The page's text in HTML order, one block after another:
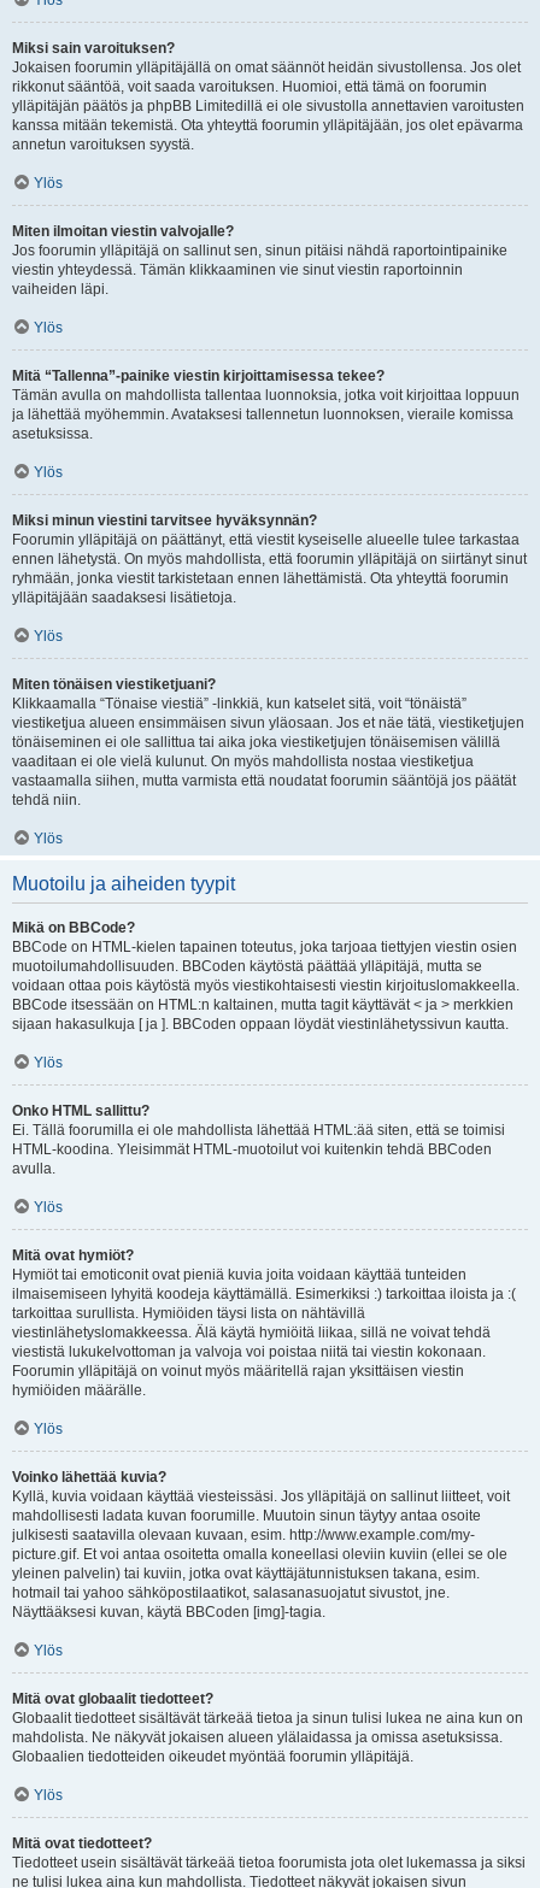
Miksi sain varoituksen?
Jokaisen foorumin ylläpitäjällä on omat säännöt heidän sivustollensa. Jos olet
rikkonut sääntöä, voit saada varoituksen. Huomioi, että tämä on foorumin
ylläpitäjän päätös ja phpBB Limitedillä ei ole sivustolla annettavien varoitusten
kanssa mitään tekemistä. Ota yhteyttä foorumin ylläpitäjään, jos olet epävarma
annetun varoituksen syystä.
Ylös
Miten ilmoitan viestin valvojalle?
Jos foorumin ylläpitäjä on sallinut sen, sinun pitäisi nähdä raportointipainike
viestin yhteydessä. Tämän klikkaaminen vie sinut viestin raportoinnin
vaiheiden läpi.
Ylös
Mitä “Tallenna”-painike viestin kirjoittamisessa tekee?
Tämän avulla on mahdollista tallentaa luonnoksia, jotka voit kirjoittaa loppuun
ja lähettää myöhemmin. Avataksesi tallennetun luonnoksen, vieraile komissa
asetuksissa.
Ylös
Miksi minun viestini tarvitsee hyväksynnän?
Foorumin ylläpitäjä on päättänyt, että viestit kyseiselle alueelle tulee tarkastaa
ennen lähetystä. On myös mahdollista, että foorumin ylläpitäjä on siirtänyt sinut
ryhmään, jonka viestit tarkistetaan ennen lähettämistä. Ota yhteyttä foorumin
ylläpitäjään saadaksesi lisätietoja.
Ylös
Miten tönäisen viestiketjuani?
Klikkaamalla “Tönaise viestiä” -linkkiä, kun katselet sitä, voit “tönäistä”
viestiketjua alueen ensimmäisen sivun yläosaan. Jos et näe tätä, viestiketjujen
tönäiseminen ei ole sallittua tai aika joka viestiketjujen tönäisemisen välillä
vaaditaan ei ole vielä kulunut. On myös mahdollista nostaa viestiketjua
vastaamalla siihen, mutta varmista että noudatat foorumin sääntöjä jos päätät
tehdä niin.
Ylös
Muotoilu ja aiheiden tyypit
Mikä on BBCode?
BBCode on HTML-kielen tapainen toteutus, joka tarjoaa tiettyjen viestin osien
muotoilumahdollisuuden. BBCoden käytöstä päättää ylläpitäjä, mutta se
voidaan ottaa pois käytöstä myös viestikohtaisesti viestin kirjoituslomakkeella.
BBCode itsessään on HTML:n kaltainen, mutta tagit käyttävät < ja > merkkien
sijaan hakasulkuja [ ja ]. BBCoden oppaan löydät viestinlähetyssivun kautta.
Ylös
Onko HTML sallittu?
Ei. Tällä foorumilla ei ole mahdollista lähettää HTML:ää siten, että se toimisi
HTML-koodina. Yleisimmät HTML-muotoilut voi kuitenkin tehdä BBCoden
avulla.
Ylös
Mitä ovat hymiöt?
Hymiöt tai emoticonit ovat pieniä kuvia joita voidaan käyttää tunteiden
ilmaisemiseen lyhyitä koodeja käyttämällä. Esimerkiksi :) tarkoittaa iloista ja :(
tarkoittaa surullista. Hymiöiden täysi lista on nähtävillä
viestinlähetyslomakkeessa. Älä käytä hymiöitä liikaa, sillä ne voivat tehdä
viestistä lukukelvottoman ja valvoja voi poistaa niitä tai viestin kokonaan.
Foorumin ylläpitäjä on voinut myös määritellä rajan yksittäisen viestin
hymiöiden määrälle.
Ylös
Voinko lähettää kuvia?
Kyllä, kuvia voidaan käyttää viesteissäsi. Jos ylläpitäjä on sallinut liitteet, voit
mahdollisesti ladata kuvan foorumille. Muutoin sinun täytyy antaa osoite
julkisesti saatavilla olevaan kuvaan, esim. http://www.example.com/my-
picture.gif. Et voi antaa osoitetta omalla koneellasi oleviin kuviin (ellei se ole
yleinen palvelin) tai kuviin, jotka ovat käyttäjätunnistuksen takana, esim.
hotmail tai yahoo sähköpostilaatikot, salasanasuojatut sivustot, jne.
Näyttääksesi kuvan, käytä BBCoden [img]-tagia.
Ylös
Mitä ovat globaalit tiedotteet?
Globaalit tiedotteet sisältävät tärkeää tietoa ja sinun tulisi lukea ne aina kun on
mahdolista. Ne näkyvät jokaisen alueen ylälaidassa ja omissa asetuksissa.
Globaalien tiedotteiden oikeudet myöntää foorumin ylläpitäjä.
Ylös
Mitä ovat tiedotteet?
Tiedotteet usein sisältävät tärkeää tietoa foorumista jota olet lukemassa ja siksi
ne tulisi lukea aina kun mahdollista. Tiedotteet näkyvät jokaisen sivun